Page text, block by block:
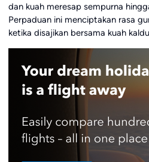
dan kuah meresap sempurna
Perpaduan ini menciptakan rasa
ketika disajikan bersama kuah